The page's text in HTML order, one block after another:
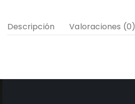
Descripción Valoraciones (0)